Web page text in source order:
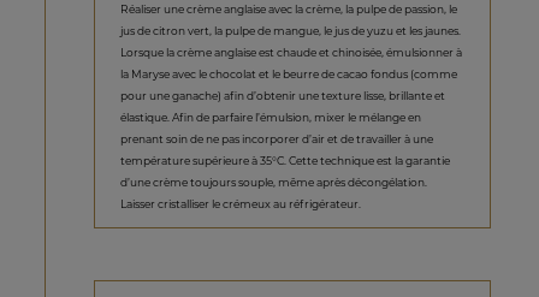
Réaliser une crème anglaise avec la crème, la pulpe de passion, le
jus de citron vert, la pulpe de mangue, le jus de yuzu et les jaunes.
Lorsque la crème anglaise est chaude et chinoisée, émulsionner à
la Maryse avec le chocolat et le beurre de cacao fondus (comme
pour une ganache) afin d’obtenir une texture lisse, brillante et
élastique. Afin de parfaire l’émulsion, mixer le mélange en
prenant soin de ne pas incorporer d’air et de travailler à une
température supérieure à 35°C. Cette technique est la garantie
d’une crème toujours souple, même après décongélation.
Laisser cristalliser le crémeux au réfrigérateur.